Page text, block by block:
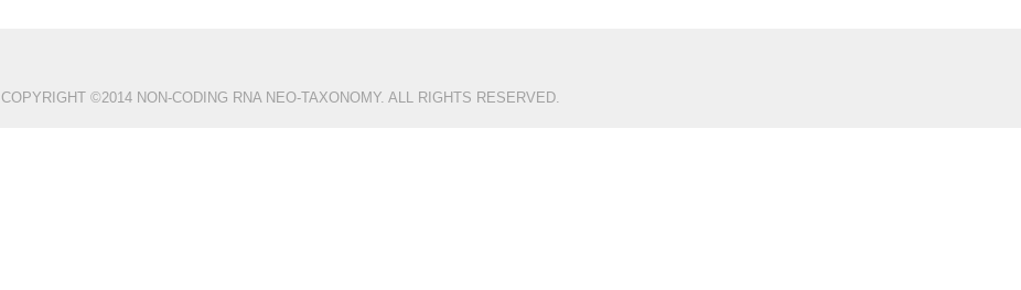
COPYRIGHT ©2014 NON-CODING RNA NEO-TAXONOMY. ALL RIGHTS RESERVED.